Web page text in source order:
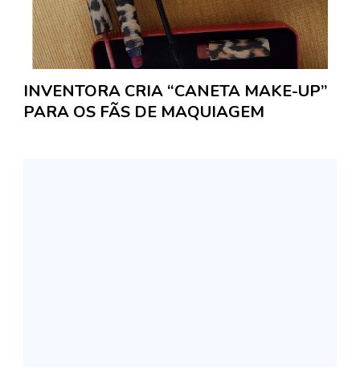
INVENTORA CRIA “CANETA MAKE-UP”
PARA OS FÃS DE MAQUIAGEM